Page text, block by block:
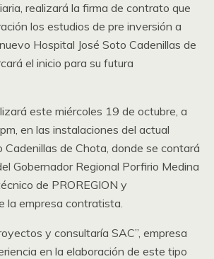
realizará la firma de contrato que
los estudios de pre inversión a
Hospital José Soto Cadenillas de
el inicio para su futura
este miércoles 19 de octubre, a
en las instalaciones del actual
Cadenillas de Chota, donde se contará
Gobernador Regional Porfirio Medina
de PROREGION y
la empresa contratista.
y consultaría SAC”, empresa
en la elaboración de este tipo